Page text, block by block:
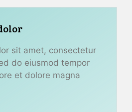
sit amet, consectetur
do eiusmod tempor
et dolore magna